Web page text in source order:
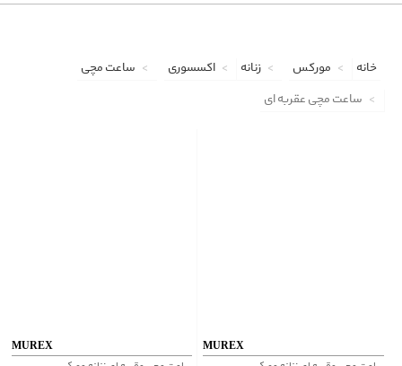
خانه مورکس زنانه اکسسوری
ساعت مچی
ساعت مچی عقربه ای
MUREX MUREX